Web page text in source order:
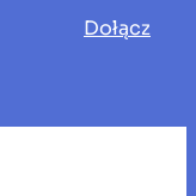
Dołącz